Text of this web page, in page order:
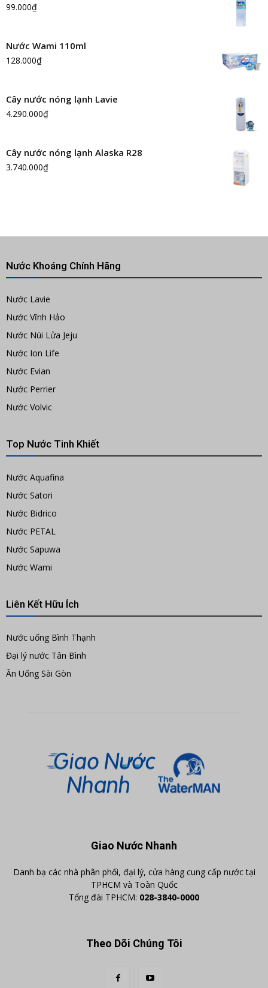
99.000₫
Nước Wami 110ml
128.000₫
Cây nước nóng lạnh Lavie
4.290.000₫
Cây nước nóng lạnh Alaska R28
3.740.000₫
Nước Khoáng Chính Hãng
Nước Lavie
Nước Vĩnh Hảo
Nước Núi Lửa Jeju
Nước Ion Life
Nước Evian
Nước Perrier
Nước Volvic
Top Nước Tinh Khiết
Nước Aquafina
Nước Satori
Nước Bidrico
Nước PETAL
Nước Sapuwa
Nước Wami
Liên Kết Hữu Ích
Nước uống Bình Thạnh
Đại lý nước Tân Bình
Ăn Uống Sài Gòn
Giao Nước Nhanh
Danh bạ các nhà phân phối, đại lý, cửa hàng cung cấp nước tại
TPHCM và Toàn Quốc
Tổng đài TPHCM: 028-3840-0000
Theo Dõi Chúng Tôi